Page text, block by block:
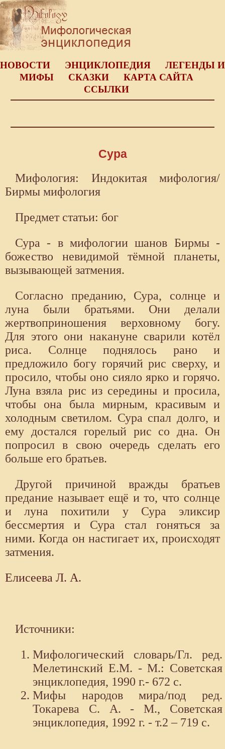
НОВОСТИ ЭНЦИКЛОПЕДИЯ
ЛЕГЕНДЫ И
МИФЫ
СКАЗКИ
КАРТА САЙТА
ССЫЛКИ
Сура
Мифология: Индокитая мифология/
Бирмы мифология
Предмет статьи: бог
Сура - в мифологии шанов Бирмы -
божество невидимой тёмной планеты,
вызывающей затмения.
Согласно преданию, Сура, солнце и
луна были братьями. Они делали
жертвоприношения верховному богу.
Для этого они накануне сварили котёл
риса. Солнце поднялось рано и
предложило богу горячий рис сверху, и
просило, чтобы оно сияло ярко и горячо.
Луна взяла рис из середины и просила,
чтобы она была мирным, красивым и
холодным светилом. Сура спал долго, и
ему достался горелый рис со дна. Он
попросил в свою очередь сделать его
больше его братьев.
Другой причиной вражды братьев
предание называет ещё и то, что солнце
и луна похитили у Сура эликсир
бессмертия и Сура стал гоняться за
ними. Когда он настигает их, происходят
затмения.
Елисеева Л. А.
Источники:
Мифологический словарь/Гл. ред.
Мелетинский Е.М. - М.: Советская
энциклопедия, 1990 г.- 672 с.
Мифы народов мира/под ред.
Токарева С. А. - М., Советская
энциклопедия, 1992 г. - т.2 – 719 с.